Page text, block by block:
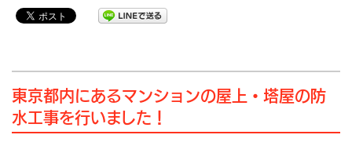
東京都内にあるマンションの屋上・塔屋の防
水工事を行いました！